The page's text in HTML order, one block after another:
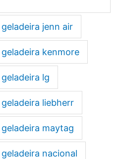
jenn air
kenmore
lg
liebherr
maytag
nacional